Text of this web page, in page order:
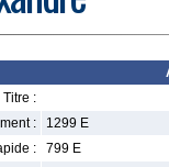
Titre :
:
1299 E
:
799 E